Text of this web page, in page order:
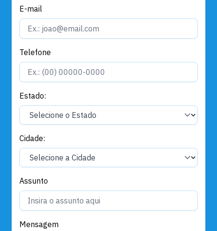
E-mail
Telefone
Estado:
Cidade:
Assunto
Mensagem